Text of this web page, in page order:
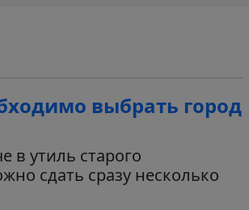
выбрать город
в утиль старого
сдать сразу несколько